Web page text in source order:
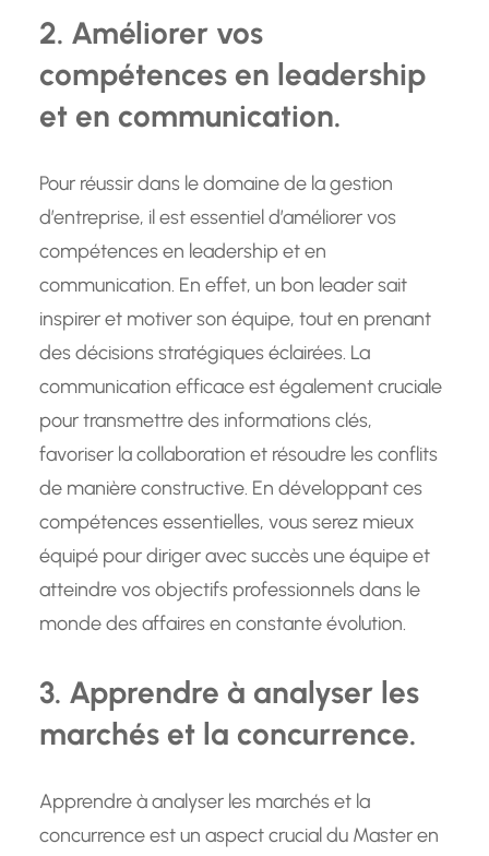
2. Améliorer vos
compétences en leadership
et en communication.
Pour réussir dans le domaine de la gestion
d’entreprise, il est essentiel d’améliorer vos
compétences en leadership et en
communication. En effet, un bon leader sait
inspirer et motiver son équipe, tout en prenant
des décisions stratégiques éclairées. La
communication efficace est également cruciale
pour transmettre des informations clés,
favoriser la collaboration et résoudre les conflits
de manière constructive. En développant ces
compétences essentielles, vous serez mieux
équipé pour diriger avec succès une équipe et
atteindre vos objectifs professionnels dans le
monde des affaires en constante évolution.
3. Apprendre à analyser les
marchés et la concurrence.
Apprendre à analyser les marchés et la
concurrence est un aspect crucial du Master en